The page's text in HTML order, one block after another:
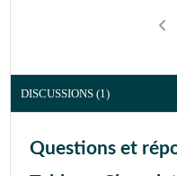
DISCUSSIONS (1)
Questions et